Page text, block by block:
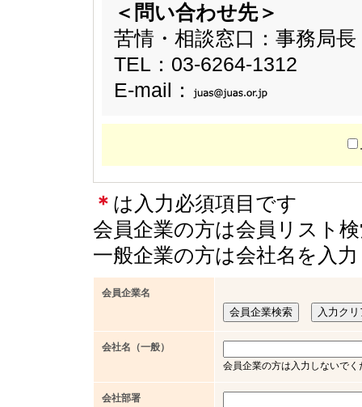
＜問い合わせ先＞
苦情・相談窓口：事務
TEL：03-6264-1312
E-mail：
＊ は入力必須項目です
会員企業の方は会員リスト
一般企業の方は会社名を入
会員企業名
会社名（一般）
会員企業の方は入力しないで
会社部署